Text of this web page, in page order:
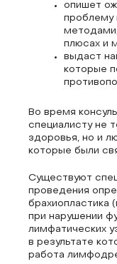
опишет
проблему
плюсах и
выдаст
которые
Во время
специалисту не
здоровья, но и
которые были
Существуют
проведения
брахиопластика
при нарушении
лимфатических
в результате
работа